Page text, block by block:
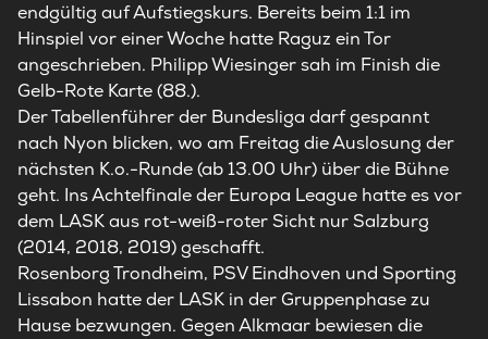
endgültig auf Aufstiegskurs. Bereits beim 1:1 im
Hinspiel vor einer Woche hatte Raguz ein Tor
angeschrieben. Philipp Wiesinger sah im Finish die
Gelb-Rote Karte (88.).
Der Tabellenführer der Bundesliga darf gespannt
nach Nyon blicken, wo am Freitag die Auslosung der
nächsten K.o.-Runde (ab 13.00 Uhr) über die Bühne
geht. Ins Achtelfinale der Europa League hatte es vor
dem LASK aus rot-weiß-roter Sicht nur Salzburg
(2014, 2018, 2019) geschafft.
Rosenborg Trondheim, PSV Eindhoven und Sporting
Lissabon hatte der LASK in der Gruppenphase zu
Hause bezwungen. Gegen Alkmaar bewiesen die